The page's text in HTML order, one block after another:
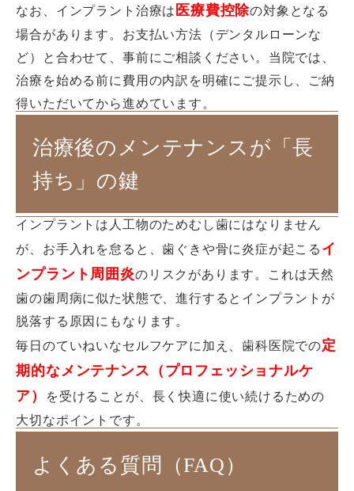
なお、インプラント治療は医療費控除の対象となる
場合があります。お支払い方法（デンタルローンな
ど）と合わせて、事前にご相談ください。当院では、
治療を始める前に費用の内訳を明確にご提示し、ご納
得いただいてから進めています。
治療後のメンテナンスが「長
持ち」の鍵
インプラントは人工物のためむし歯にはなりません
が、お手入れを怠ると、歯ぐきや骨に炎症が起こる イ
ンプラント周囲炎のリスクがあります。これは天然
歯の歯周病に似た状態で、進行するとインプラントが
脱落する原因にもなります。
毎日のていねいなセルフケアに加え、歯科医院での定
期的なメンテナンス（プロフェッショナルケ
ア）
を受けることが、長く快適に使い続けるための
大切なポイントです。
よくある質問（FAQ）